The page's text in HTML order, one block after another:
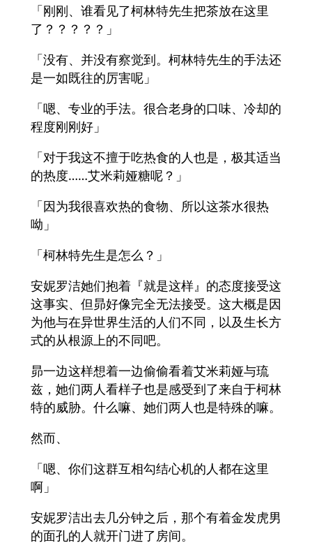
「刚刚、谁看见了柯林特先生把茶放在这里
了？？？？？」
「没有、并没有察觉到。柯林特先生的手法还
是一如既往的厉害呢」
「嗯、专业的手法。很合老身的口味、冷却的
程度刚刚好」
「对于我这不擅于吃热食的人也是，极其适当
的热度……艾米莉娅糖呢？」
「因为我很喜欢热的食物、所以这茶水很热
呦」
「柯林特先生是怎么？」
安妮罗洁她们抱着『就是这样』的态度接受这
这事实、但昴好像完全无法接受。这大概是因
为他与在异世界生活的人们不同，以及生长方
式的从根源上的不同吧。
昴一边这样想着一边偷偷看着艾米莉娅与琉
兹，她们两人看样子也是感受到了来自于柯林
特的威胁。什么嘛、她们两人也是特殊的嘛。
然而、
「嗯、你们这群互相勾结心机的人都在这里
啊」
安妮罗洁出去几分钟之后，那个有着金发虎男
的面孔的人就开门进了房间。